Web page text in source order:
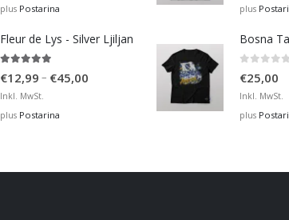
€36,00
plus Postarina
Fleur de Lys - Silver Ljiljan
€12,99 – €45,00
Inkl. MwSt.
plus Postarina
plus
€25,00
Inkl. MwSt.
plus